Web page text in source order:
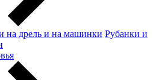
на дрель и на машинки Рубанки и